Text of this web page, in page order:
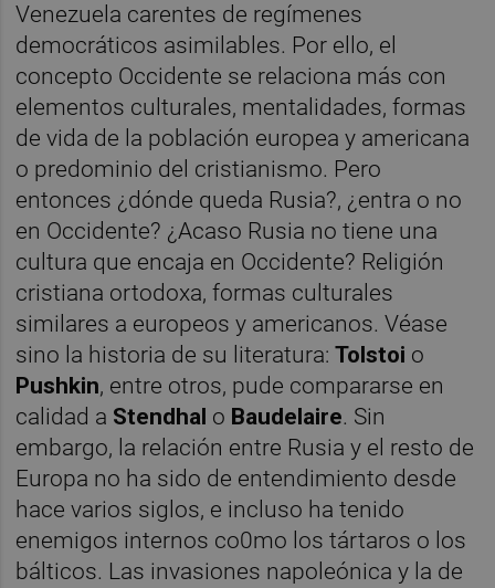
Venezuela carentes de regímenes
democráticos asimilables. Por ello, el
concepto Occidente se relaciona más con
elementos culturales, mentalidades, formas
de vida de la población europea y americana
o predominio del cristianismo. Pero
entonces ¿dónde queda Rusia?, ¿entra o no
en Occidente? ¿Acaso Rusia no tiene una
cultura que encaja en Occidente? Religión
cristiana ortodoxa, formas culturales
similares a europeos y americanos. Véase
sino la historia de su literatura:Tolstoi o
Pushkin, entre otros, pude compararse en
calidad a Stendhal o Baudelaire. Sin
embargo, la relación entre Rusia y el resto de
Europa no ha sido de entendimiento desde
hace varios siglos, e incluso ha tenido
enemigos internos co0mo los tártaros o los
bálticos. Las invasiones napoleónica y la de